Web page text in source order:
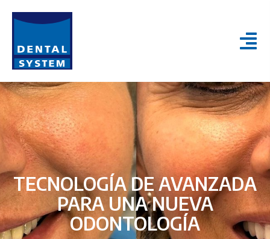
TECNOLOGÍA DE AVANZADA
PARA UNA NUEVA
ODONTOLOGÍA